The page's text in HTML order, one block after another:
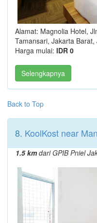
Alamat: Magnolia Hotel,
Tamansari, Jakarta Barat,
Harga mulai: IDR 0
Selengkapnya
Back to Top
8. KoolKost near
1.5 kmdari GPIB Pniel